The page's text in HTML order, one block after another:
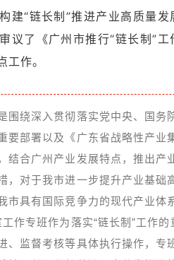
建“链长制”推进产业高质量
议了《广州市推行“链长制”
作。
围绕深入贯彻落实党中央、国务
要部署以及《广东省战略性产业
结合广州产业发展特点，推出产
，对于我市进一步提升产业基础
市具有国际竞争力的现代产业体
工作专班作为落实“链长制”工作
、监督考核等具体执行操作，专